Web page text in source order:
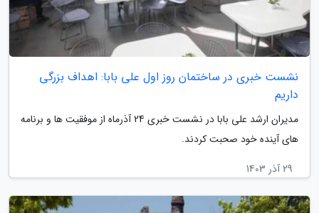
نشست خبری در ساختمان روز اول علی بابا: اهداف بزرگی
داریم
مدیران ارشد علی بابا در نشست خبری 24 آذرماه از موفقیت ها و برنامه
های آینده خود صحبت کردند.
29 آذر 1403